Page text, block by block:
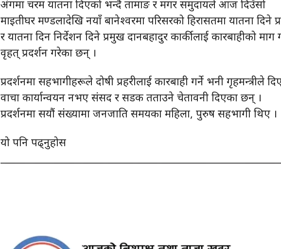
अंगमा चरम यातना दिएको भन्दै तामाङ र मगर समुदायले आज दिउँसो
माइतीघर मण्डलादेखि नयाँ बानेश्वरमा परिसरको हिरासतमा यातना दिने
र यातना दिन निर्देशन दिने प्रमुख दानबहादुर कार्कीलाई कारबाहीको माग
वृहत् प्रदर्शन गरेका छन् ।
प्रदर्शनमा सहभागीहरूले दोषी प्रहरीलाई कारबाही गर्ने भनी गृहमन्त्रीले
वाचा कार्यान्वयन नभए संसद र सडक तताउने चेतावनी दिएका छन् ।
प्रदर्शनमा सयाैं संख्यामा जनजाति समयका महिला, पुरुष सहभागी थिए ।
यो पनि पढ्नुहोस